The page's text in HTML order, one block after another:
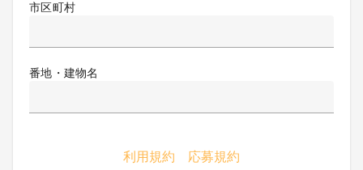
市区町村
番地・建物名
利用規約 応募規約